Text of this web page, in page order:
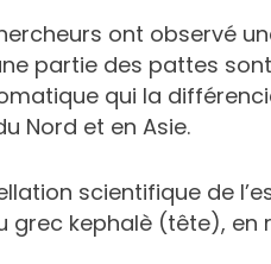
ont observé
partie des pattes
qui la
Nord et en Asie.
scientifique de
grec kephalè (tête),